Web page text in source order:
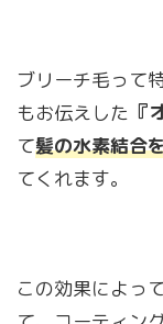
ブリーチ毛って
もお伝えした 『
て髪の水素結合
てくれます。
この効果によっ